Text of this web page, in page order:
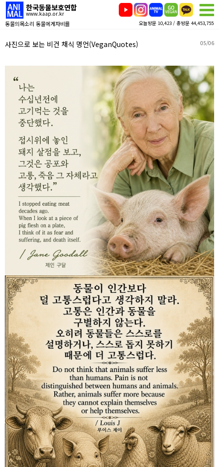
한국동물보호연합
www.kaap.or.kr
동물의목소리 동물에게자비를 오늘방문 10,423 / 총방문 44,453,755
사진으로 보는 비건 채식 명언(VeganQuotes) 05/06